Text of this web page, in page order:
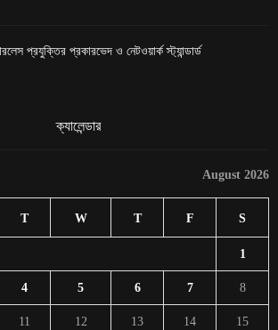
প্রযুক্তির প্রকারভেদ ও নেটওয়ার্ক স্ট্যান্ডার্ড
ক্যালেন্ডার
August 2026
T W T F S
1
4 5 6 7 8
11 12 13 14 15